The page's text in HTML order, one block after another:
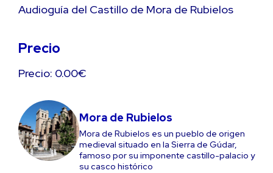
Audioguía del Castillo de Mora de Rubielos
Precio
Precio: 0.00€
Mora de Rubielos
Mora de Rubielos es un pueblo de origen
medieval situado en la Sierra de Gúdar,
famoso por su imponente castillo-palacio y
su casco histórico